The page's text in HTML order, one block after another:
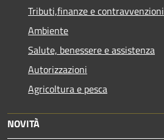
Tributi,finanze e contravvenzioni
Ambiente
Salute, benessere e assistenza
Autorizzazioni
Agricoltura e pesca
NOVITÀ